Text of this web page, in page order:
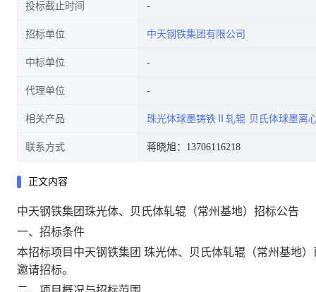
投标截止时间
招标单位 中天钢铁集团有限公司
中标单位
代理单位
相关产品 珠光体球墨铸铁Ⅱ轧辊 贝氏体球墨离
联系方式 蒋晓旭：13706116218
正文内容
中天钢铁集团珠光体、贝氏体轧辊（常州基地） 招标公告
一、招标条件
本招标项目中天钢铁集团 珠光体、贝氏体轧辊（常州基地）
邀请招标。